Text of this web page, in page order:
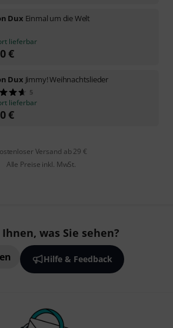
Dux Einmal um die Welt
lieferbar
€
Dux Jimmy! Weihnachtslieder
5
lieferbar
€
Versand ab 29 €
Alle Preise inkl. MwSt.
was Sie sehen?
Hilfe & Feedback